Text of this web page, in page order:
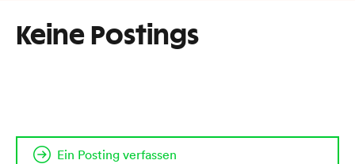
Keine Postings
Ein Posting verfassen